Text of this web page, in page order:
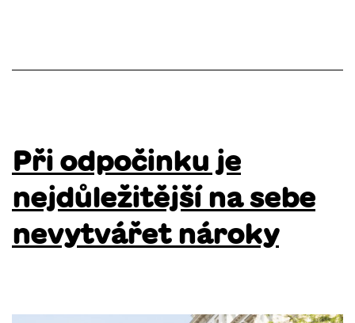
Při odpočinku je
nejdůležitější na sebe
nevytvářet nároky